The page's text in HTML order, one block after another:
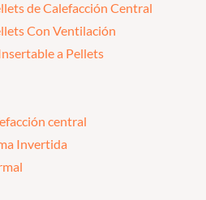
de Calefacción Central
Con Ventilación
a Pellets
central
Invertida